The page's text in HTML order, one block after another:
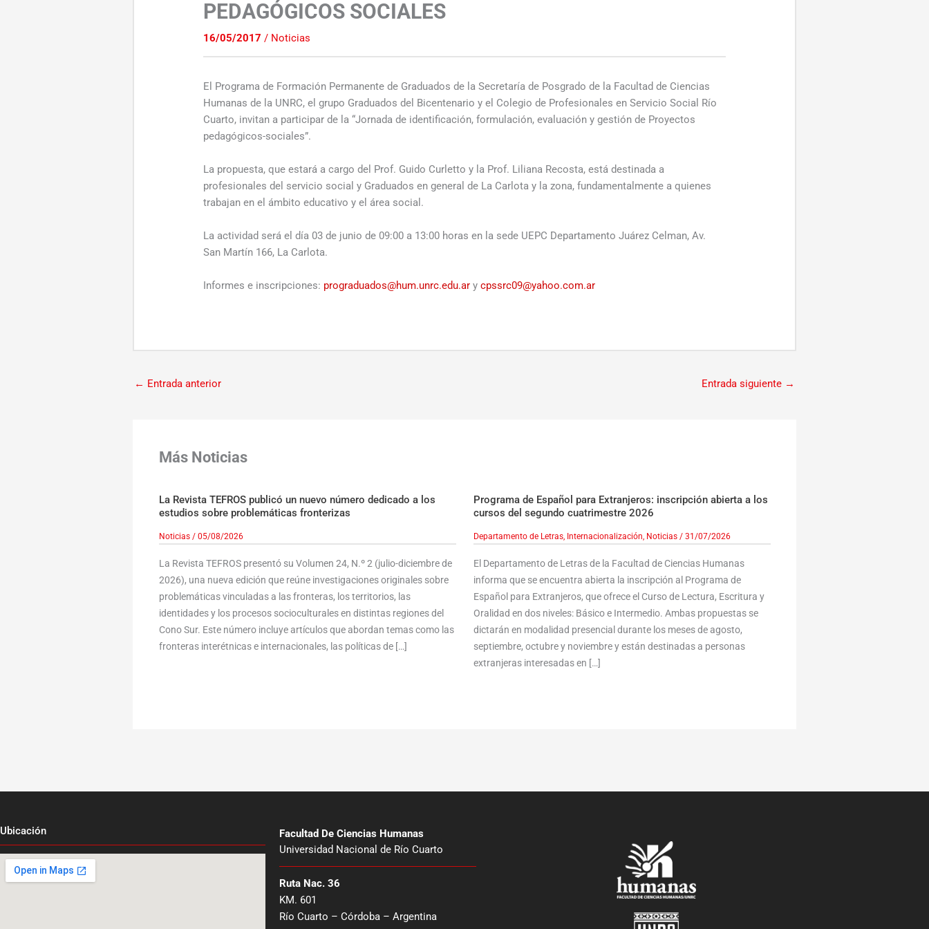
PEDAGÓGICOS SOCIALES
16/05/2017/ Noticias
El Programa de Formación Permanente de Graduados de la Secretaría de Posgrado de la Facultad de Ciencias
Humanas de la UNRC, el grupo Graduados del Bicentenario y el Colegio de Profesionales en Servicio Social Río
Cuarto, invitan a participar de la “Jornada de identificación, formulación, evaluación y gestión de Proyectos
pedagógicos-sociales”.
La propuesta, que estará a cargo del Prof. Guido Curletto y la Prof. Liliana Recosta, está destinada a
profesionales del servicio social y Graduados en general de La Carlota y la zona, fundamentalmente a quienes
trabajan en el ámbito educativo y el área social.
La actividad será el día 03 de junio de 09:00 a 13:00 horas en la sede UEPC Departamento Juárez Celman, Av.
San Martín 166, La Carlota.
Informes e inscripciones: prograduados@hum.unrc.edu.ar ycpssrc09@yahoo.com.ar
← Entrada anterior Entrada siguiente →
Más Noticias
La Revista TEFROS publicó un nuevo número dedicado a los
estudios sobre problemáticas fronterizas
Noticias/ 05/08/2026
La Revista TEFROS presentó su Volumen 24, N.º 2 (julio-diciembre de
2026), una nueva edición que reúne investigaciones originales sobre
problemáticas vinculadas a las fronteras, los territorios, las
identidades y los procesos socioculturales en distintas regiones del
Cono Sur. Este número incluye artículos que abordan temas como las
fronteras interétnicas e internacionales, las políticas de […]
Programa de Español para Extranjeros: inscripción abierta a los
cursos del segundo cuatrimestre 2026
Departamento de Letras, Internacionalización, Noticias/ 31/07/2026
El Departamento de Letras de la Facultad de Ciencias Humanas
informa que se encuentra abierta la inscripción al Programa de
Español para Extranjeros, que ofrece el Curso de Lectura, Escritura y
Oralidad en dos niveles: Básico e Intermedio. Ambas propuestas se
dictarán en modalidad presencial durante los meses de agosto,
septiembre, octubre y noviembre y están destinadas a personas
extranjeras interesadas en […]
Ubicación
Facultad De Ciencias Humanas
Universidad Nacional de Río Cuarto
Ruta Nac. 36
KM. 601
Río Cuarto – Córdoba – Argentina